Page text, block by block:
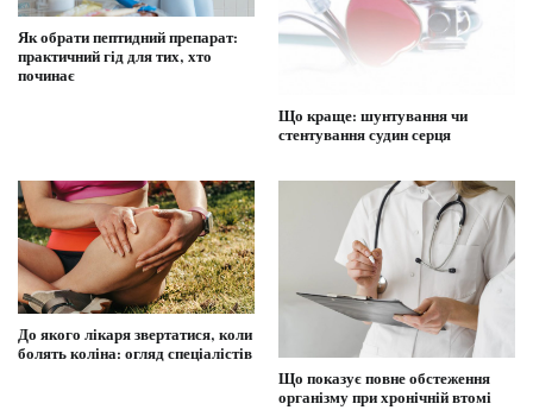
Як обрати пептидний препарат:
практичний гід для тих, хто
починає
Що краще: шунтування чи
стентування судин серця
До якого лікаря звертатися, коли
болять коліна: огляд спеціалістів
Що показує повне обстеження
організму при хронічній втомі